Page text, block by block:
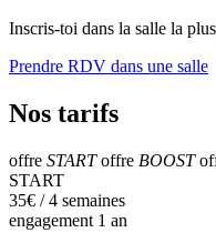
Inscris-toi dans la salle la
Prendre RDV dans une salle
Nos tarifs
offre START offre BOOST
START
35€ / 4 semaines
engagement 1 an